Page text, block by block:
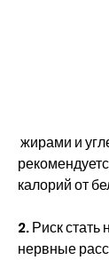
калорий от
2. Риск стать
нервные